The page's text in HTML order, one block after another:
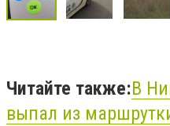
Читайте также:В
выпал из